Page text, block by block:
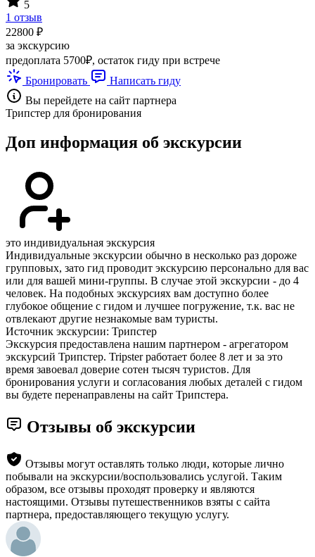
5
1 отзыв
22800 ₽
за экскурсию
предоплата 5700₽, остаток гиду при встрече
Бронировать
Написать гиду
Вы перейдете на сайт партнера
Трипстер для бронирования
Доп информация об экскурсии
это индивидуальная экскурсия
Индивидуальные экскурсии обычно в несколько раз дороже
групповых, зато гид проводит экскурсию персонально для вас
или для вашей мини-группы. В случае этой экскурсии - до 4
человек. На подобных экскурсиях вам доступно более
глубокое общение с гидом и лучшее погружение, т.к. вас не
отвлекают другие незнакомые вам туристы.
Источник экскурсии: Трипстер
Экскурсия предоставлена нашим партнером - агрегатором
экскурсий Трипстер. Tripster работает более 8 лет и за это
время завоевал доверие сотен тысяч туристов. Для
бронирования услуги и согласования любых деталей с гидом
вы будете перенаправлены на сайт Трипстера.
Отзывы об экскурсии
Отзывы могут оставлять только люди, которые лично
побывали на экскурсии/воспользовались услугой. Таким
образом, все отзывы проходят проверку и являются
настоящими. Отзывы путешественников взяты с сайта
партнера, предоставляющего текущую услугу.